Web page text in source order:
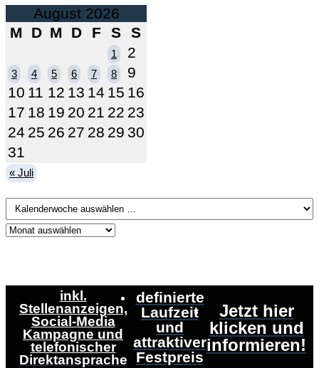
August 2026
M
D M D F S S
1 2
3 4 5 6 7 8
9
10 11 12 13 14 15 16
17 18 19 20 21 22 23
24 25 26 27 28 29 30
31
« Juli
inkl.
Stellenanzeigen,
Social-Media
Kampagne und
telefonischer
Direktansprache
definierte
Laufzeit
und
attraktiver
Festpreis
Jetzt hier
klicken und
informieren!